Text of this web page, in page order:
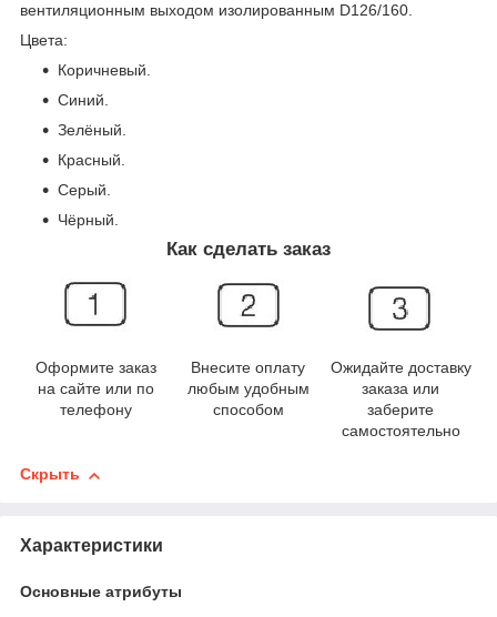
вентиляционным выходом изолированным D126/160.
Цвета:
Коричневый.
Синий.
Зелёный.
Красный.
Серый.
Чёрный.
Как сделать заказ
Оформите заказ
на сайте или по
телефону
Внесите оплату
любым удобным
способом
Ожидайте доставку
заказа или
заберите
самостоятельно
Скрыть
Характеристики
Основные атрибуты